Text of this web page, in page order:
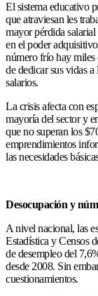
El sistema educativo
que atraviesan les
mayor pérdida
en el poder
número frío hay miles
de dedicar sus vidas
salarios.
La crisis afecta con
mayoría del sector y
que no superan los
emprendimientos
las necesidades
Desocupación y
A nivel nacional, las
Estadística y Censos
de desempleo del
desde 2008. Sin
cuestionamientos.